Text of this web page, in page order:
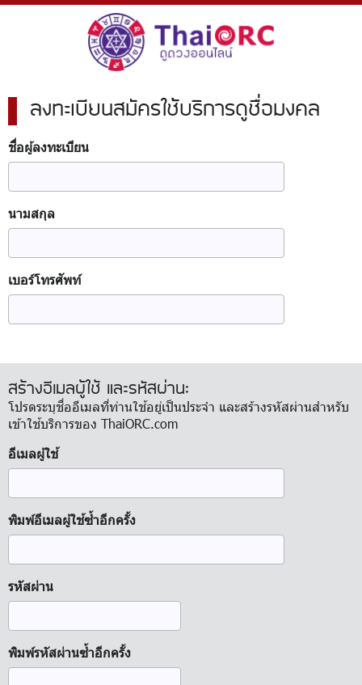
ลงทะเบียนสมัครใช้บริการดูชื่อมงคล
ชื่อผู้ลงทะเบียน
นามสกุล
เบอร์โทรศัพท์
สร้างอีเมลผู้ใช้ และรหัสผ่าน:
โปรดระบุชื่ออีเมลที่ท่านใช้อยู่เป็นประจำ และสร้างรหัสผ่านสำหรับ
เข้าใช้บริการของ ThaiORC.com
อีเมลผู้ใช้
พิมพ์อีเมลผู้ใช้ซ้ำอีกครั้ง
รหัสผ่าน
พิมพ์รหัสผ่านซ้ำอีกครั้ง